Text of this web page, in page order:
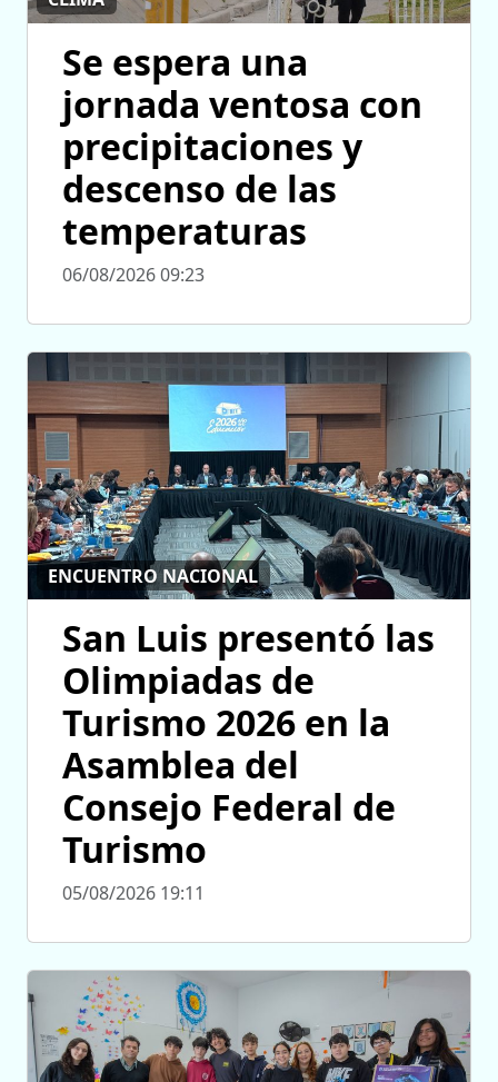
Se espera una
jornada ventosa con
precipitaciones y
descenso de las
temperaturas
06/08/2026 09:23
ENCUENTRO NACIONAL
San Luis presentó las
Olimpiadas de
Turismo 2026 en la
Asamblea del
Consejo Federal de
Turismo
05/08/2026 19:11